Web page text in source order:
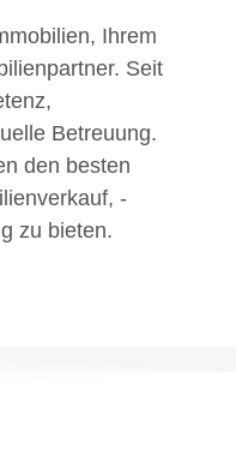
Ihrem
Seit
Betreuung.
den besten
-
zu bieten.